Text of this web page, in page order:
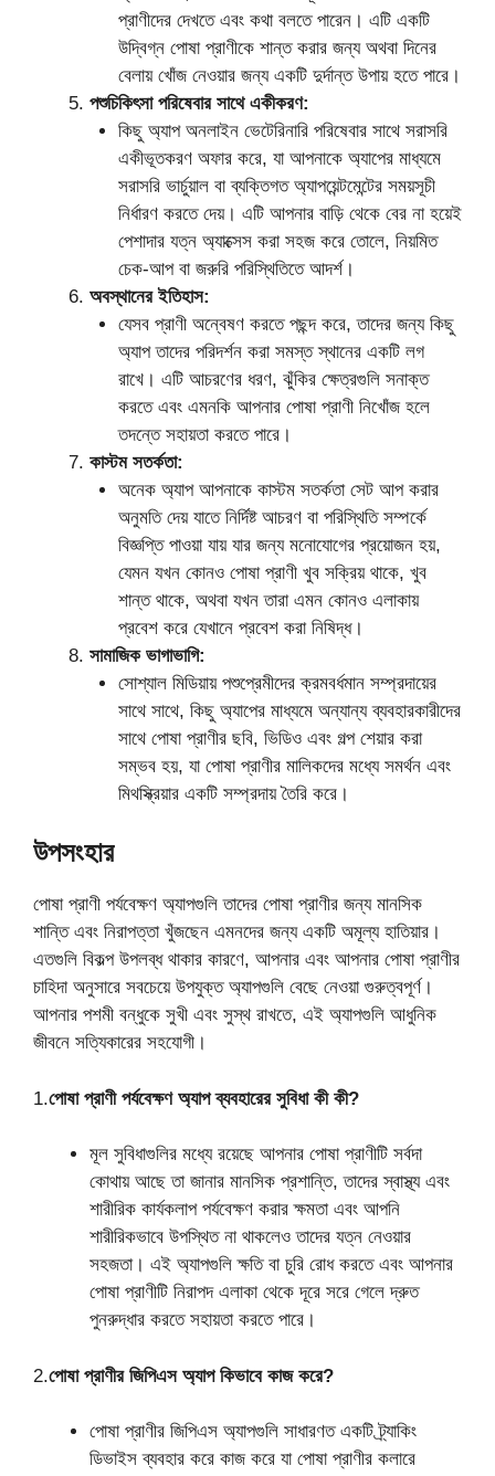
প্রাণীদের দেখতে এবং কথা বলতে পারেন। এটি একটি
উদ্বিগ্ন পোষা প্রাণীকে শান্ত করার জন্য অথবা দিনের
বেলায় খোঁজ নেওয়ার জন্য একটি দুর্দান্ত উপায় হতে পারে।
পশুচিকিৎসা পরিষেবার সাথে একীকরণ:
কিছু অ্যাপ অনলাইন ভেটেরিনারি পরিষেবার সাথে সরাসরি
একীভূতকরণ অফার করে, যা আপনাকে অ্যাপের মাধ্যমে
সরাসরি ভার্চুয়াল বা ব্যক্তিগত অ্যাপয়েন্টমেন্টের সময়সূচী
নির্ধারণ করতে দেয়। এটি আপনার বাড়ি থেকে বের না হয়েই
পেশাদার যত্ন অ্যাক্সেস করা সহজ করে তোলে, নিয়মিত
চেক-আপ বা জরুরি পরিস্থিতিতে আদর্শ।
অবস্থানের ইতিহাস:
যেসব প্রাণী অন্বেষণ করতে পছন্দ করে, তাদের জন্য কিছু
অ্যাপ তাদের পরিদর্শন করা সমস্ত স্থানের একটি লগ
রাখে। এটি আচরণের ধরণ, ঝুঁকির ক্ষেত্রগুলি সনাক্ত
করতে এবং এমনকি আপনার পোষা প্রাণী নিখোঁজ হলে
তদন্তে সহায়তা করতে পারে।
কাস্টম সতর্কতা:
অনেক অ্যাপ আপনাকে কাস্টম সতর্কতা সেট আপ করার
অনুমতি দেয় যাতে নির্দিষ্ট আচরণ বা পরিস্থিতি সম্পর্কে
বিজ্ঞপ্তি পাওয়া যায় যার জন্য মনোযোগের প্রয়োজন হয়,
যেমন যখন কোনও পোষা প্রাণী খুব সক্রিয় থাকে, খুব
শান্ত থাকে, অথবা যখন তারা এমন কোনও এলাকায়
প্রবেশ করে যেখানে প্রবেশ করা নিষিদ্ধ।
সামাজিক ভাগাভাগি:
সোশ্যাল মিডিয়ায় পশুপ্রেমীদের ক্রমবর্ধমান সম্প্রদায়ের
সাথে সাথে, কিছু অ্যাপের মাধ্যমে অন্যান্য ব্যবহারকারীদের
সাথে পোষা প্রাণীর ছবি, ভিডিও এবং গল্প শেয়ার করা
সম্ভব হয়, যা পোষা প্রাণীর মালিকদের মধ্যে সমর্থন এবং
মিথস্ক্রিয়ার একটি সম্প্রদায় তৈরি করে।
উপসংহার
পোষা প্রাণী পর্যবেক্ষণ অ্যাপগুলি তাদের পোষা প্রাণীর জন্য মানসিক
শান্তি এবং নিরাপত্তা খুঁজছেন এমনদের জন্য একটি অমূল্য হাতিয়ার।
এতগুলি বিকল্প উপলব্ধ থাকার কারণে, আপনার এবং আপনার পোষা প্রাণীর
চাহিদা অনুসারে সবচেয়ে উপযুক্ত অ্যাপগুলি বেছে নেওয়া গুরুত্বপূর্ণ।
আপনার পশমী বন্ধুকে সুখী এবং সুস্থ রাখতে, এই অ্যাপগুলি আধুনিক
জীবনে সত্যিকারের সহযোগী।
1.পোষা প্রাণী পর্যবেক্ষণ অ্যাপ ব্যবহারের সুবিধা কী কী?
মূল সুবিধাগুলির মধ্যে রয়েছে আপনার পোষা প্রাণীটি সর্বদা
কোথায় আছে তা জানার মানসিক প্রশান্তি, তাদের স্বাস্থ্য এবং
শারীরিক কার্যকলাপ পর্যবেক্ষণ করার ক্ষমতা এবং আপনি
শারীরিকভাবে উপস্থিত না থাকলেও তাদের যত্ন নেওয়ার
সহজতা। এই অ্যাপগুলি ক্ষতি বা চুরি রোধ করতে এবং আপনার
পোষা প্রাণীটি নিরাপদ এলাকা থেকে দূরে সরে গেলে দ্রুত
পুনরুদ্ধার করতে সহায়তা করতে পারে।
2.পোষা প্রাণীর জিপিএস অ্যাপ কিভাবে কাজ করে?
পোষা প্রাণীর জিপিএস অ্যাপগুলি সাধারণত একটি ট্র্যাকিং
ডিভাইস ব্যবহার করে কাজ করে যা পোষা প্রাণীর কলারে